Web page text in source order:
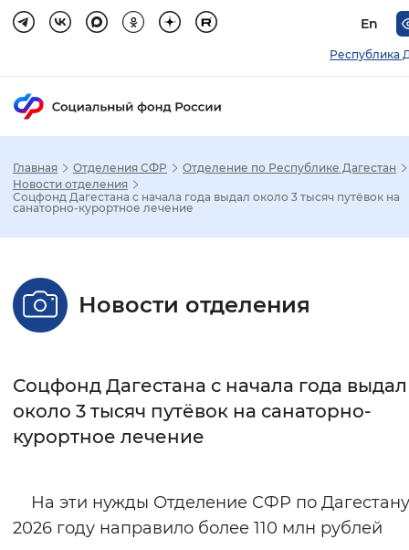
En
Республика
Стандартный Увеличенный
Без засечек С засечками
Интервал между буквами
Цвет сайта
Главная Отделения СФР
Отделение по Республике Дагестан
Новости отделения
Соцфонд Дагестана с начала года выдал около 3 тысяч путёвок на
санаторно-курортное лечение
Новости отделения
Соцфонд Дагестана с начала года выдал
около 3 тысяч путёвок на санаторно-
курортное лечение
На эти нужды Отделение СФР по
2026 году направило более 110 млн рублей